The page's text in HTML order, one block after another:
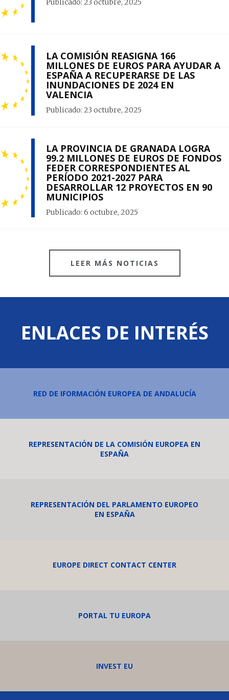
Publicado: 23 octubre, 2025
LA COMISIÓN REASIGNA 166
MILLONES DE EUROS PARA AYUDAR A
ESPAÑA A RECUPERARSE DE LAS
INUNDACIONES DE 2024 EN
VALENCIA
Publicado: 23 octubre, 2025
LA PROVINCIA DE GRANADA LOGRA
99.2 MILLONES DE EUROS DE FONDOS
FEDER CORRESPONDIENTES AL
PERÍODO 2021-2027 PARA
DESARROLLAR 12 PROYECTOS EN 90
MUNICIPIOS
Publicado: 6 octubre, 2025
LEER MÁS NOTICIAS
ENLACES DE INTERÉS
RED DE IFORMACIÓN EUROPEA DE ANDALUCÍA
REPRESENTACIÓN DE LA COMISIÓN EUROPEA EN
ESPAÑA
REPRESENTACIÓN DEL PARLAMENTO EUROPEO
EN ESPAÑA
EUROPE DIRECT CONTACT CENTER
PORTAL TU EUROPA
INVEST EU